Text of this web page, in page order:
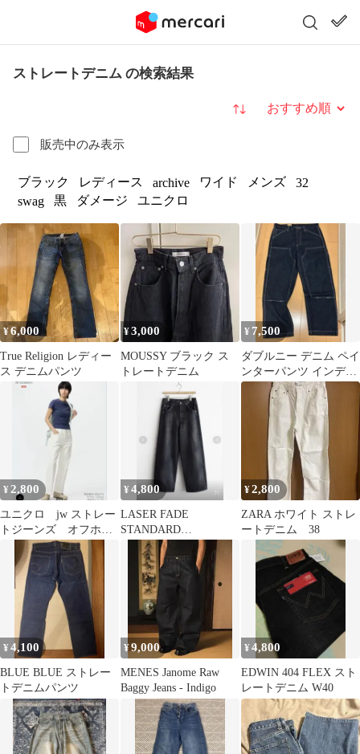
ストレートデニム の検索結果
販売中のみ表示
並び替え
ブラック レディース archive ワイド メンズ
32
swag
黒 ダメージ ユニクロ
¥6,000
True Religion レディー
ス デニムパンツ
¥3,000
MOUSSY ブラック ス
トレートデニム
¥ 7,500
ダブルニー デニム ペイ
ンターパンツ インディ
ゴ
¥ 2,800
ユニクロ jw ストレー
トジーンズ オフホワ
¥4,800
LASER FADE
STANDARD
STRAIGHT DENIM
¥2,800
ZARA ホワイト ストレ
ートデニム 38
¥4,100
BLUE BLUE ストレー
トデニムパンツ
¥9,000
MENES Janome Raw
Baggy Jeans - Indigo
¥4,800
EDWIN 404 FLEX スト
レートデニム W40